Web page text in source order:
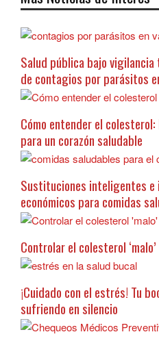
Salud pública bajo
de contagios por parásitos
Cómo entender el
para un corazón saludable
Sustituciones inteligentes
económicos para comidas
Controlar el colesterol ‘malo’
¡Cuidado con el estrés! Tu
sufriendo en silencio